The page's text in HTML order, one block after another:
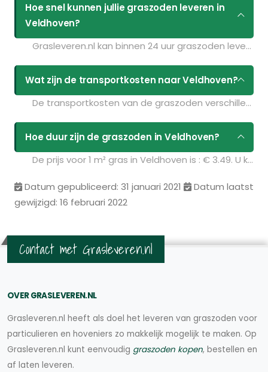
Hoe snel kunnen jullie graszoden leveren in
Veldhoven?
Grasleveren.nl kan binnen 24 uur graszoden leveren in Veldhoven. Als u bijvoorbeeld graszoden op maandag bestelt voor 11:30 kunt u ze de volgende dag geleverd krijgen. Kijk voor de actuele leverdagen op de pagina
Wat zijn de transportkosten naar Veldhoven?
De transportkosten van de graszoden verschillen per postcodegebied en zijn afhankelijk van de hoeveelheid graszoden die u bestelt. Bent u benieuwd naar de prijzen? Vul uw gegevens in op de pagina
Hoe duur zijn de graszoden in Veldhoven?
De prijs voor 1 m² gras in Veldhoven is : € 3.49. U kunt deze graszoden bestellen via de volgende link:
Datum gepubliceerd: 31 januari 2021
Datum laatst
gewijzigd: 16 februari 2022
Contact met Grasleveren.nl
OVER GRASLEVEREN.NL
Grasleveren.nl heeft als doel het leveren van graszoden voor
particulieren en hoveniers zo makkelijk mogelijk te maken. Op
Grasleveren.nl kunt eenvoudig graszoden kopen, bestellen en
af laten leveren.